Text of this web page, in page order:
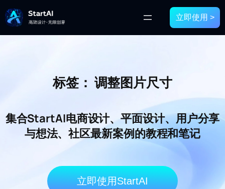
立即使用 >
标签： 调整图片尺寸
集合StartAI电商设计、平面设计、用户分享
与想法、社区最新案例的教程和笔记
立即使用StartAI